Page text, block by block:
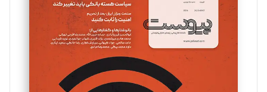
تحریریه
مینا پاکدل